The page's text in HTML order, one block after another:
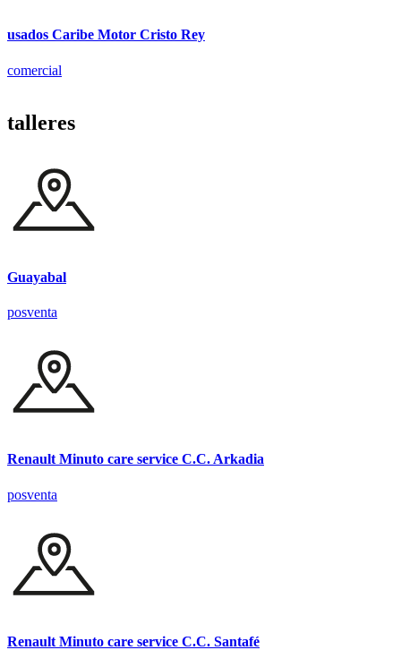
usados Caribe Motor Cristo Rey
comercial
talleres
Guayabal
posventa
Renault Minuto care service C.C. Arkadia
posventa
Renault Minuto care service C.C. Santafé